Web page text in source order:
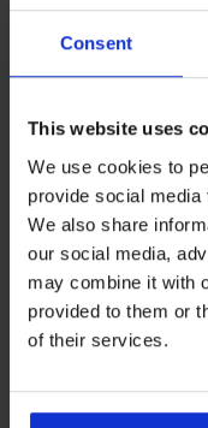
Consent
This website uses
We use cookies to
provide social
We also share
our social media,
may combine it with
provided to them or
of their services.
Klasické nohavičky
Nature so širokým